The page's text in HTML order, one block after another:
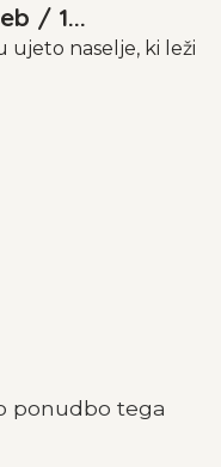
/ 1...
ujeto naselje, ki leži
ponudbo tega